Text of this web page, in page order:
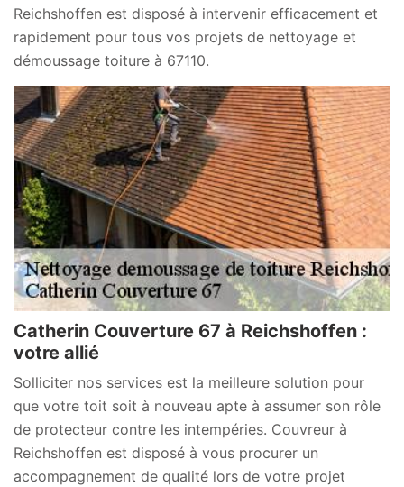
Reichshoffen est disposé à intervenir efficacement et
rapidement pour tous vos projets de nettoyage et
démoussage toiture à 67110.
Catherin Couverture 67 à Reichshoffen :
votre allié
Solliciter nos services est la meilleure solution pour
que votre toit soit à nouveau apte à assumer son rôle
de protecteur contre les intempéries. Couvreur à
Reichshoffen est disposé à vous procurer un
accompagnement de qualité lors de votre projet